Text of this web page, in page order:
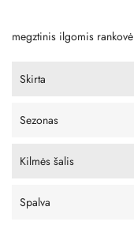
megztinis ilgomis
Skirta
Sezonas
Kilmės šalis
Spalva